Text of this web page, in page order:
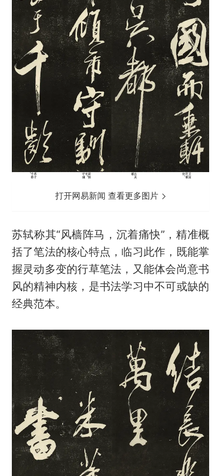
打开网易新闻 查看更多图片
苏轼称其“风樯阵马，沉着痛快”，精准概
括了笔法的核心特点，临习此作，既能掌
握灵动多变的行草笔法，又能体会尚意书
风的精神内核，是书法学习中不可或缺的
经典范本。